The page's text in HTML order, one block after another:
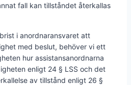
fall kan tillståndet återkallas
i anordnaransvaret att
med beslut, behöver vi ett
hur assistansanordnarna
enligt 24 § LSS och det
av tillstånd enligt 26 §